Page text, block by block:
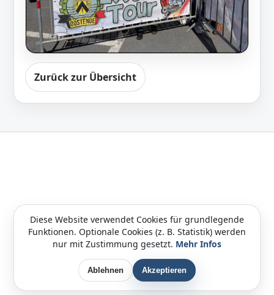
Zurück zur Übersicht
Diese Website verwendet Cookies für grundlegende
Funktionen. Optionale Cookies (z. B. Statistik) werden
nur mit Zustimmung gesetzt. Mehr Infos
Ablehnen Akzeptieren